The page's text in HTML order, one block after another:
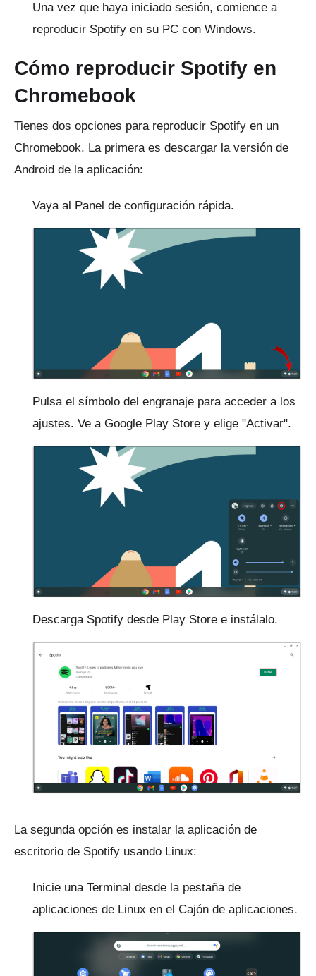
Una vez que haya iniciado sesión, comience a
reproducir Spotify en su PC con Windows.
Cómo reproducir Spotify en
Chromebook
Tienes dos opciones para reproducir Spotify en un
Chromebook. La primera es descargar la versión de
Android de la aplicación:
Vaya al Panel de configuración rápida.
Pulsa el símbolo del engranaje para acceder a los
ajustes. Ve a Google Play Store y elige "Activar".
Descarga Spotify desde Play Store e instálalo.
La segunda opción es instalar la aplicación de
escritorio de Spotify usando Linux:
Inicie una Terminal desde la pestaña de
aplicaciones de Linux en el Cajón de aplicaciones.